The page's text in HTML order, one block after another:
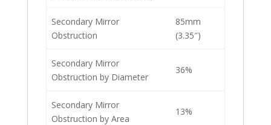
Secondary Mirror
Obstruction
85mm
(3.35″)
Secondary Mirror
Obstruction by Diameter
36%
Secondary Mirror
Obstruction by Area
13%